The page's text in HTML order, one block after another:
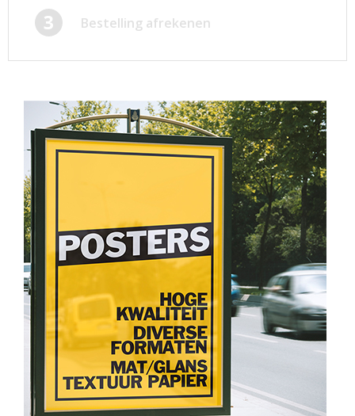
Alle producten
Brochures
Cadeaubonnen
Etiketten
Flyers
Foto's
Geboortekaartjes
Hand-outs/Losbladig
Handleidingen
Kaarten
3 Bestelling afrekenen